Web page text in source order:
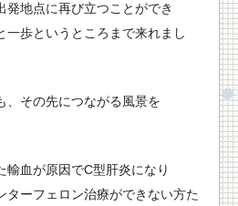
発地点に再び立つことができ
一歩というところまで来れまし
、その先につながる風景を
輸血が原因でC型肝炎になり
ターフェロン治療ができない方た